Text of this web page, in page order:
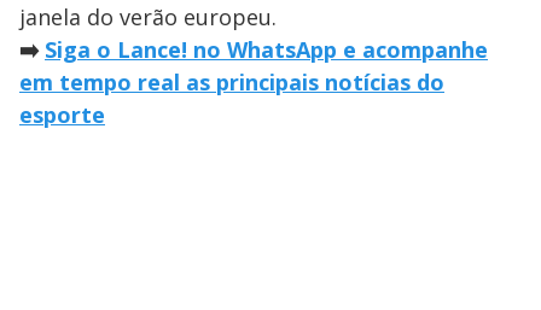
janela do verão europeu.
➡️ Siga o Lance! no WhatsApp e acompanhe
em tempo real as principais notícias do
esporte